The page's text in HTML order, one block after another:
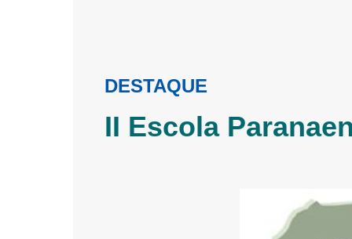
DESTAQUE
II Escola